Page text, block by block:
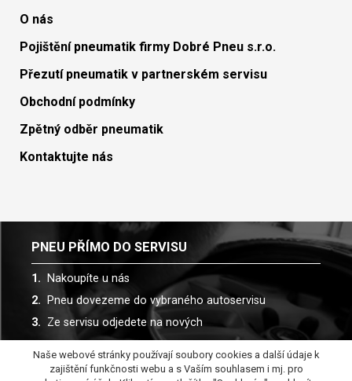
O nás
Pojištění pneumatik firmy Dobré Pneu s.r.o.
Přezutí pneumatik v partnerském servisu
Obchodní podmínky
Zpětný odběr pneumatik
Kontaktujte nás
PNEU PŘÍMO DO SERVISU
Nakoupíte u nás
Pneu dovezeme do vybraného autoservisu
Ze servisu odjedete na nových
Spolupracujeme s více než 30 autoservisy
Naše webové stránky používají soubory cookies a další údaje k
zajištění funkčnosti webu a s Vaším souhlasem i mj. pro